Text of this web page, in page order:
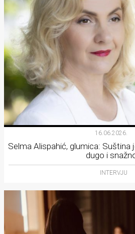
16.06.2026.
Selma Alispahić, glumica:
dugo i
INTERVJU